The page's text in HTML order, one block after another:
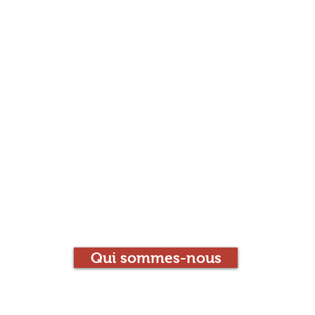
Qui sommes-nous